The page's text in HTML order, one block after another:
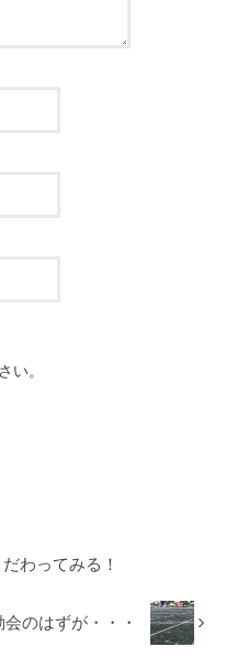
い。
わってみる！
のはずが・・・